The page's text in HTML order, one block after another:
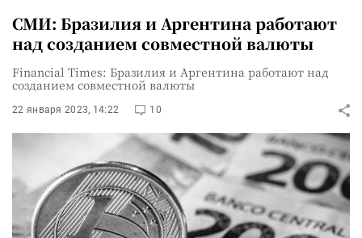
СМИ: Бразилия и Аргентина работают
над созданием совместной валюты
Financial Times: Бразилия и Аргентина работают над
созданием совместной валюты
22 января 2023, 14:22 10